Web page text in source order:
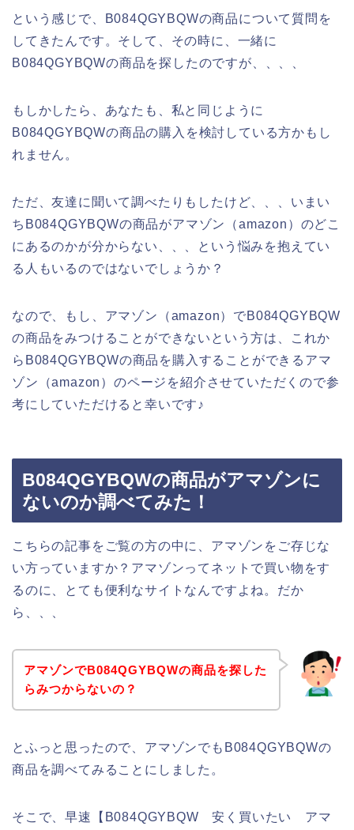
という感じで、B084QGYBQWの商品について質問を
してきたんです。そして、その時に、一緒に
B084QGYBQWの商品を探したのですが、、、、
もしかしたら、あなたも、私と同じように
B084QGYBQWの商品の購入を検討している方かもし
れません。
ただ、友達に聞いて調べたりもしたけど、、、いまい
ちB084QGYBQWの商品がアマゾン（amazon）のどこ
にあるのかが分からない、、、という悩みを抱えてい
る人もいるのではないでしょうか？
なので、もし、アマゾン（amazon）でB084QGYBQW
の商品をみつけることができないという方は、これか
らB084QGYBQWの商品を購入することができるアマ
ゾン（amazon）のページを紹介させていただくので参
考にしていただけると幸いです♪
B084QGYBQWの商品がアマゾンに
ないのか調べてみた！
こちらの記事をご覧の方の中に、アマゾンをご存じな
い方っていますか？アマゾンってネットで買い物をす
るのに、とても便利なサイトなんですよね。だか
ら、、、
アマゾンでB084QGYBQWの商品を探した
らみつからないの？
とふっと思ったので、アマゾンでもB084QGYBQWの
商品を調べてみることにしました。
そこで、早速【B084QGYBQW 安く買いたい アマ